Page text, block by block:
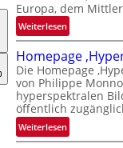
l
V
i
s
i
o
n
N
i
d
o
b
e
t
e
i
l
i
Europa, dem
Weiterlesen:
O
G
P
s
t
ä
r
Homepage
Die Homepage
von Philippe
hyperspektralen
öffentlich
Weiterlesen:
H